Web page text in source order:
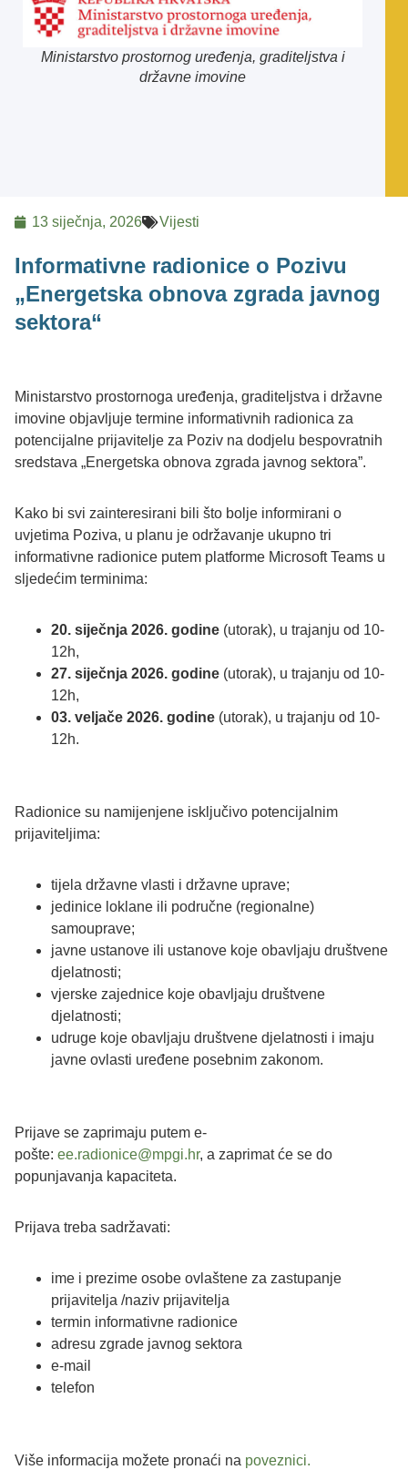
Ministarstvo prostornog uređenja, graditeljstva i
državne imovine
13 siječnja, 2026 Vijesti
Informativne radionice o Pozivu
„Energetska obnova zgrada javnog
sektora“
Ministarstvo prostornoga uređenja, graditeljstva i državne
imovine objavljuje termine informativnih radionica za
potencijalne prijavitelje za Poziv na dodjelu bespovratnih
sredstava „Energetska obnova zgrada javnog sektora”.
Kako bi svi zainteresirani bili što bolje informirani o
uvjetima Poziva, u planu je održavanje ukupno tri
informativne radionice putem platforme Microsoft Teams u
sljedećim terminima:
20. siječnja 2026. godine (utorak), u trajanju od 10-
12h,
27. siječnja 2026. godine (utorak), u trajanju od 10-
12h,
03. veljače 2026. godine (utorak), u trajanju od 10-
12h.
Radionice su namijenjene isključivo potencijalnim
prijaviteljima:
tijela državne vlasti i državne uprave;
jedinice loklane ili područne (regionalne)
samouprave;
javne ustanove ili ustanove koje obavljaju društvene
djelatnosti;
vjerske zajednice koje obavljaju društvene
djelatnosti;
udruge koje obavljaju društvene djelatnosti i imaju
javne ovlasti uređene posebnim zakonom.
Prijave se zaprimaju putem e-
pošte: ee.radionice@mpgi.hr, a zaprimat će se do
popunjavanja kapaciteta.
Prijava treba sadržavati:
ime i prezime osobe ovlaštene za zastupanje
prijavitelja /naziv prijavitelja
termin informativne radionice
adresu zgrade javnog sektora
e-mail
telefon
Više informacija možete pronaći na poveznici.